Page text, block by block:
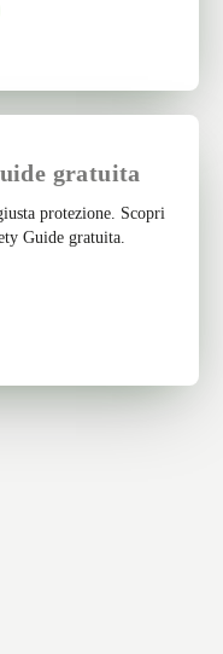
gratuita
protezione. Scopri
Guide gratuita.